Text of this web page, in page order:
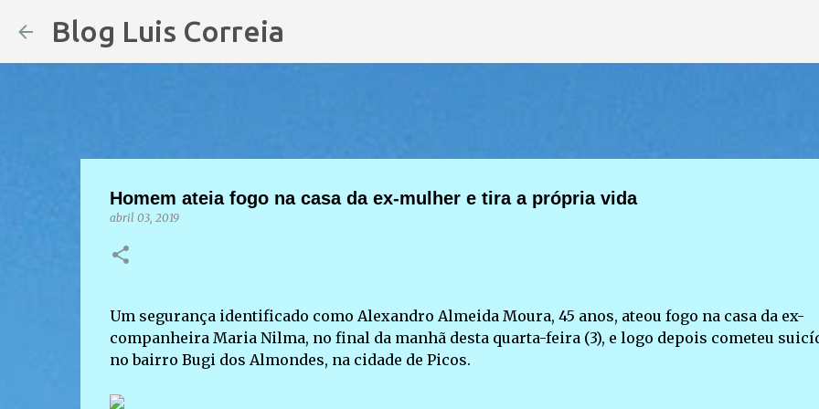
Blog Luis Correia
Homem ateia fogo na casa da ex-mulher e tira a própria vida
abril 03, 2019
Um segurança identificado como Alexandro Almeida Moura, 45 anos, ateou fogo na casa da ex-
companheira Maria Nilma, no final da manhã desta quarta-feira (3), e logo depois cometeu
no bairro Bugi dos Almondes, na cidade de Picos.